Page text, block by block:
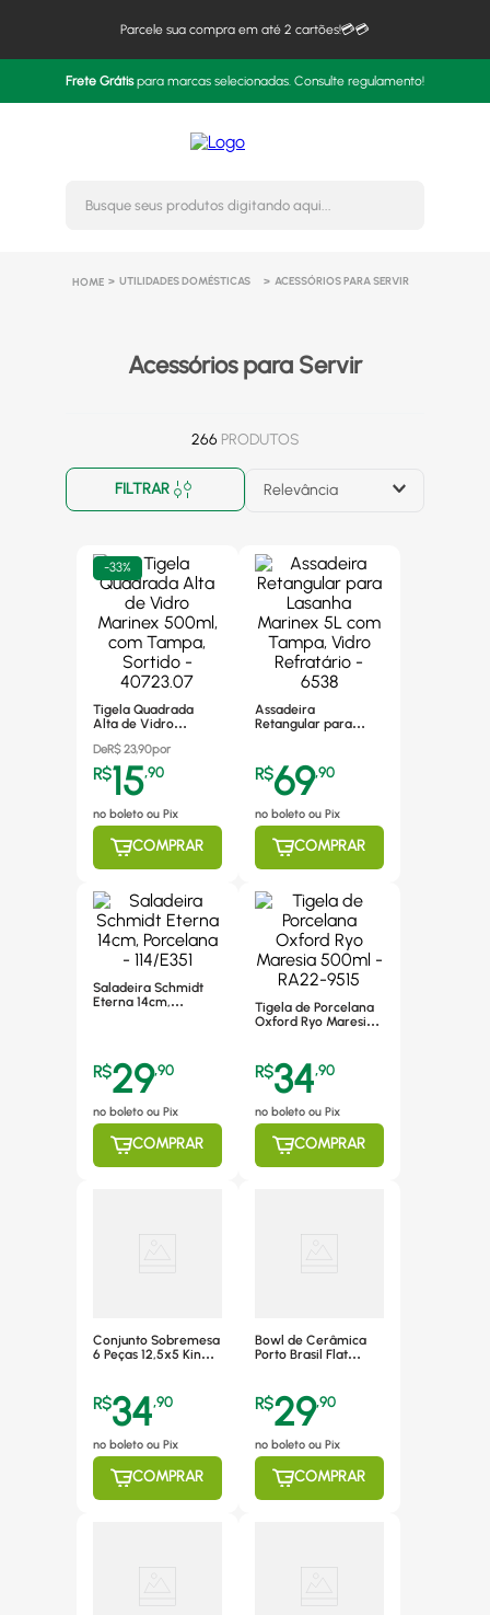
Parcele sua compra em até 2 cartões!💳💳
Frete Grátispara marcas selecionadas. Consulte regulamento!
Busque seus produtos
UTILIDADES DOMÉSTICAS ACESSÓRIOS PARA SERVIR
Acessórios para Servir
266 PRODUTOS
FILTRAR Relevância
-33%
Tigela Quadrada
Alta de Vidro
Tampa, Sortido -
40723.07
DeR$23,90por
R$15,90
no boleto ou Pix
COMPRAR
Assadeira
Retangular para
Refratário - 6538
R$69,90
no boleto ou Pix
COMPRAR
Saladeira Schmidt
Eterna 14cm,
R$29,90
no boleto ou Pix
COMPRAR
Tigela de Porcelana
Oxford Ryo Maresia
R$34,90
no boleto ou Pix
COMPRAR
Conjunto Sobremesa
6 Peças 12,5x5 King
R$34,90
no boleto ou Pix
COMPRAR
Bowl de Cerâmica
Porto Brasil Flat
R$29,90
no boleto ou Pix
COMPRAR